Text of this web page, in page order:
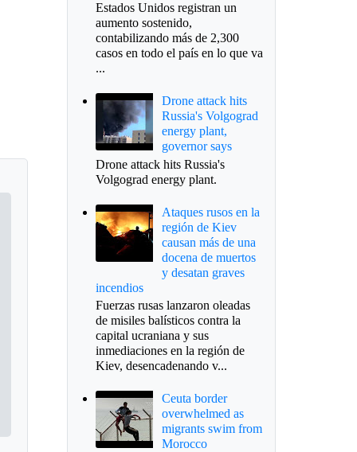
Estados Unidos registran un
aumento sostenido,
contabilizando más de 2,300
casos en todo el país en lo que va
...
Drone attack hits
Russia's Volgograd
energy plant,
governor says
Drone attack hits Russia's
Volgograd energy plant.
Ataques rusos en la
región de Kiev
causan más de una
docena de muertos
y desatan graves
incendios
Fuerzas rusas lanzaron oleadas
de misiles balísticos contra la
capital ucraniana y sus
inmediaciones en la región de
Kiev, desencadenando v...
Ceuta border
overwhelmed as
migrants swim from
Morocco